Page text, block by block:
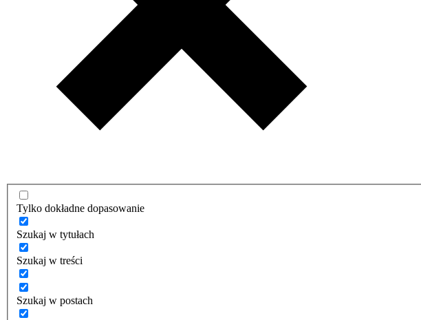
Tylko dokładne dopasowanie
Szukaj w tytułach
Szukaj w treści
Szukaj w postach